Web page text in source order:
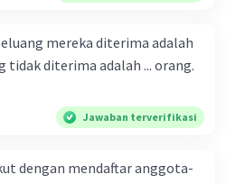
mereka diterima adalah
tidak diterima adalah ... orang.
Jawaban terverifikasi
dengan mendaftar anggota-